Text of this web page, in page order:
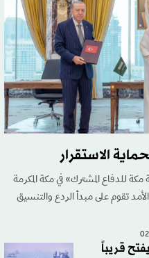
الاستقرار
للدفاع المشترك» في مكة المكرمة
تقوم على مبدأ الردع والتنسيق
قريباً